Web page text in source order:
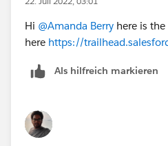
Hi @Amanda Berry here is
here https://
Als hilfreich markieren